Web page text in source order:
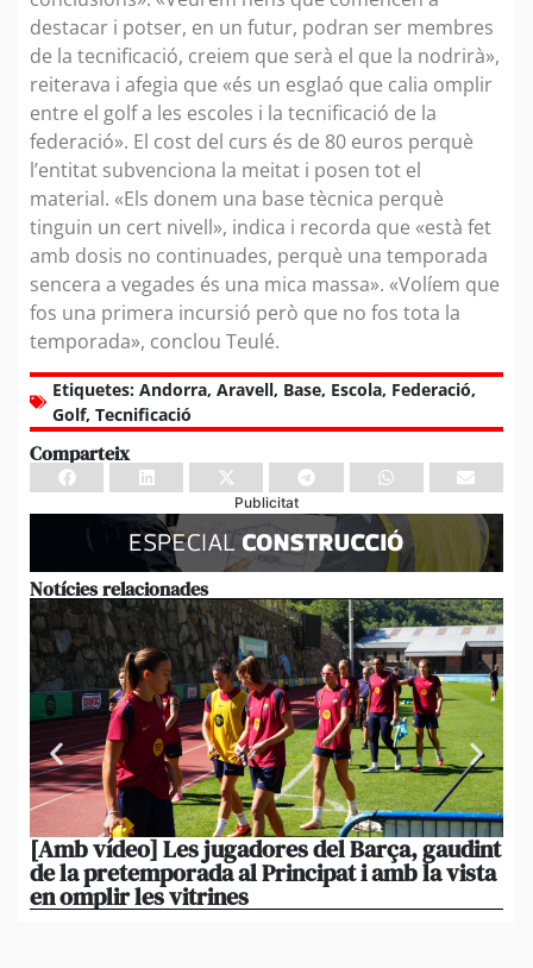
destacar i potser, en un futur, podran ser membres
de la tecnificació, creiem que serà el que la nodrirà»,
reiterava i afegia que «és un esglaó que calia omplir
entre el golf a les escoles i la tecnificació de la
federació». El cost del curs és de 80 euros perquè
l’entitat subvenciona la meitat i posen tot el
material. «Els donem una base tècnica perquè
tinguin un cert nivell», indica i recorda que «està fet
amb dosis no continuades, perquè una temporada
sencera a vegades és una mica massa». «Volíem que
fos una primera incursió però que no fos tota la
temporada», conclou Teulé.
Etiquetes: Andorra, Aravell, Base, Escola, Federació,
Golf, Tecnificació
Comparteix
Publicitat
Notícies relacionades
[Amb vídeo] Les jugadores del Barça, gaudint
de la pretemporada al Principat i amb la vista
en omplir les vitrines